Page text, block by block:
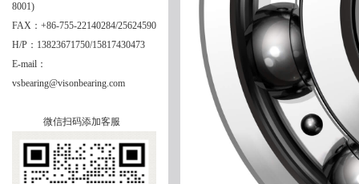
8001)
FAX：+86-755-22140284/25624590
H/P：13823671750/15817430473
E-mail：
vsbearing@visonbearing.com
微信扫码添加客服